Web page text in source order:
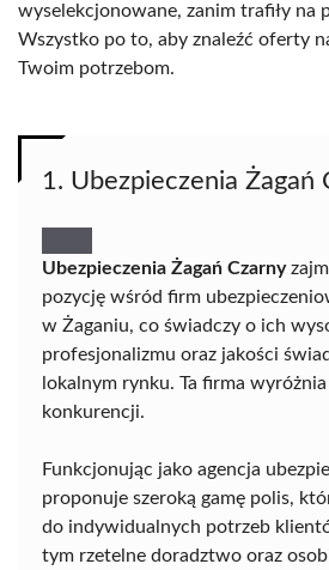
wyselekcjonowane, zanim trafiły na
Wszystko po to, aby znaleźć oferty
Twoim potrzebom.
1. Ubezpieczenia Żagań
Ubezpieczenia Żagań Czarny
pozycję wśród firm
w Żaganiu, co świadczy o ich
profesjonalizmu oraz jakości
lokalnym rynku. Ta firma
konkurencji.
Funkcjonując jako agencja
proponuje szeroką gamę polis,
do indywidualnych potrzeb
tym rzetelne doradztwo oraz